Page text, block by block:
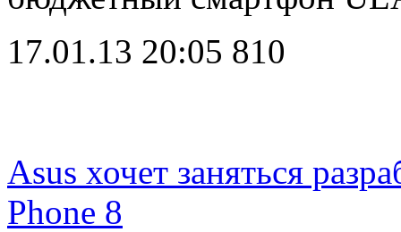
17.01.13 20:05 810
Asus хочет заняться
Phone 8